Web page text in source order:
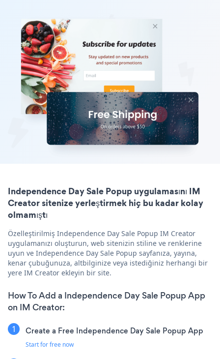
Independence Day Sale Popup uygulamasını IM
Creator sitenize yerleştirmek hiç bu kadar kolay
olmamıştı
Özelleştirilmiş Independence Day Sale Popup IM Creator
uygulamanızı oluşturun, web sitenizin stiline ve renklerine
uyun ve Independence Day Sale Popup sayfanıza, yayına,
kenar çubuğunuza, altbilginize veya istediğiniz herhangi bir
yere IM Creator ekleyin bir site.
How To Add a Independence Day Sale Popup App
on IM Creator:
Create a Free Independence Day Sale Popup App
Start for free now